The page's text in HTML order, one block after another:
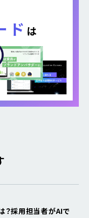
？採用担当者がAIで